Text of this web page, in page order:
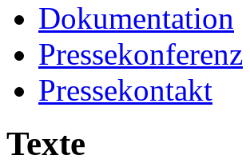
Dokumentation
Pressekonferenz
Pressekontakt
Texte